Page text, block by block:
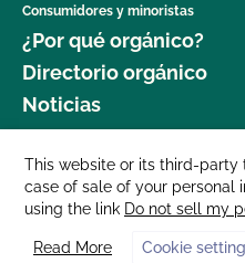
Consumidores y minoristas
¿Por qué orgánico?
Directorio orgánico
Noticias
Donar
Carreras profesionales
Sala de prensa
Contáctenos
This website or its third-party
case of sale of your personal
using the link Do not sell my
Read More Cookie